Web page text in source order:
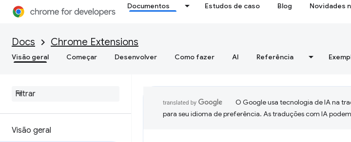
Documentos Estudos de caso Blog Novidades
Docs Chrome Extensions
Visão geral Começar Desenvolver Como fazer AI Referência
Visão geral
O Google usa tecnologia de IA na
para seu idioma de preferência. As traduções com IA